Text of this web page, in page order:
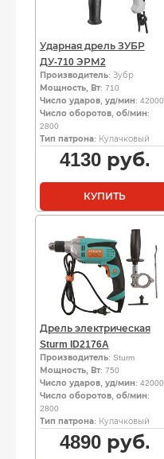
Ударная дрель ЗУБР
ДУ-710 ЭРМ2
Производитель: Зубр
Мощность, Вт: 710
Число ударов, уд/мин: 42000
Число оборотов, об/мин:
2800
Тип патрона: Кулачковый
4130руб.
КУПИТЬ
Дрель электрическая
Sturm ID2176A
Производитель: Sturm
Мощность, Вт: 750
Число ударов, уд/мин: 42000
Число оборотов, об/мин:
2800
Тип патрона: Кулачковый
4890руб.